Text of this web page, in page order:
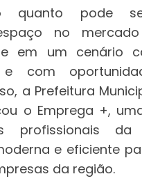
quanto pode
no
em um cenário
e com
a Prefeitura
o Emprega +,
profissionais
e eficiente
da região.